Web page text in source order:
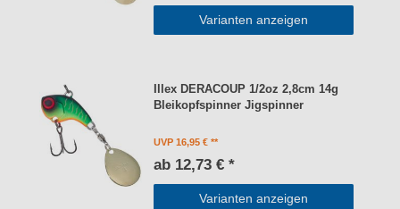
Varianten anzeigen
Illex DERACOUP 1/2oz 2,8cm 14g
Bleikopfspinner Jigspinner
UVP 16,95 €
ab 12,73 € *
Varianten anzeigen